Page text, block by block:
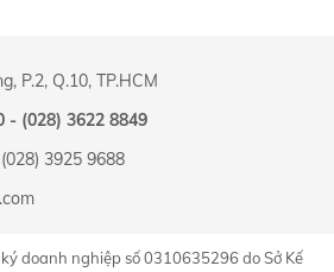
P.2, Q.10, TP.HCM
- (028) 3622 8849
3925 9688
doanh nghiệp số 0310635296 do Sở Kế